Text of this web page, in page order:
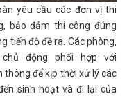
yêu cầu các đơn vị thi
bảo đảm thi công đúng
tiến độ đề ra. Các phòng,
động phối hợp với
thông để kịp thời xử lý các
sinh hoạt và đi lại của